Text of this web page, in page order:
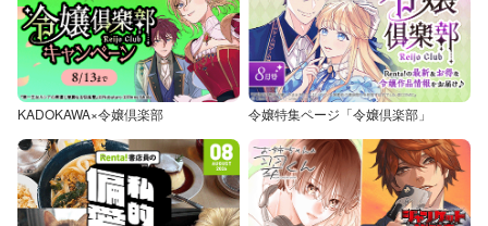
KADOKAWA×令嬢倶楽部 令嬢特集ページ「令嬢倶楽部」